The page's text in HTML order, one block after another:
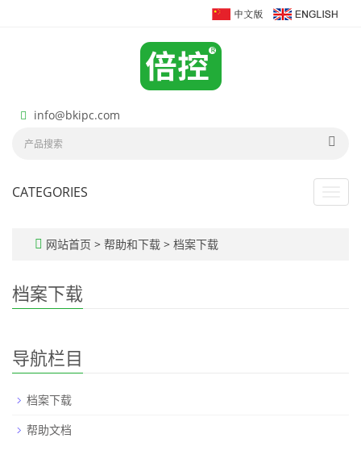
info@bkipc.com
CATEGORIES
网站首页 > 帮助和下载 > 档案下载
档案下载
导航栏目
档案下载
帮助文档